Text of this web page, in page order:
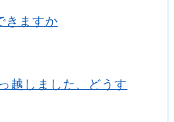
きますか
越しました、どうす